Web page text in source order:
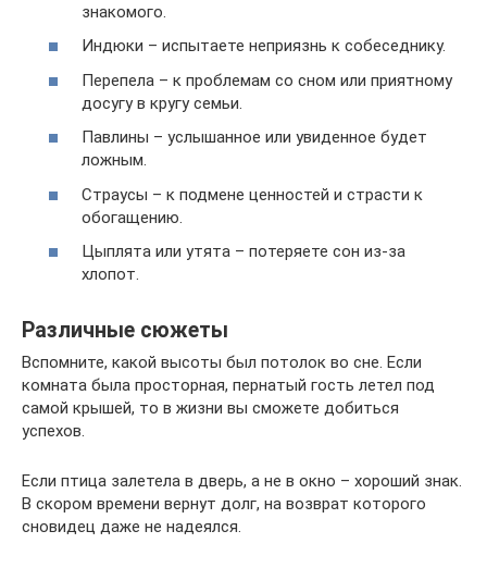
знакомого.
Индюки – испытаете неприязнь к собеседнику.
Перепела – к проблемам со сном или приятному
досугу в кругу семьи.
Павлины – услышанное или увиденное будет
ложным.
Страусы – к подмене ценностей и страсти к
обогащению.
Цыплята или утята – потеряете сон из-за
хлопот.
Различные сюжеты
Вспомните, какой высоты был потолок во сне. Если
комната была просторная, пернатый гость летел под
самой крышей, то в жизни вы сможете добиться
успехов.
Если птица залетела в дверь, а не в окно – хороший знак.
В скором времени вернут долг, на возврат которого
сновидец даже не надеялся.